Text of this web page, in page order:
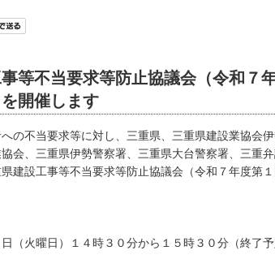
等不当要求等防止協議会（令和７
開催します
の不当要求等に対し、三重県、三重県建設業協会
会、三重県伊勢警察署、三重県大台警察署、三重
建設工事等不当要求等防止協議会（令和７年度第
火曜日）１４時３０分から１５時３０分（終了予